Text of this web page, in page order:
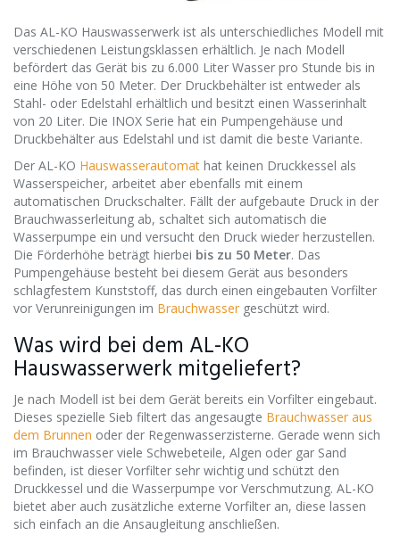
Das AL-KO Hauswasserwerk ist als unterschiedliches Modell mit
verschiedenen Leistungsklassen erhältlich. Je nach Modell
befördert das Gerät bis zu 6.000 Liter Wasser pro Stunde bis in
eine Höhe von 50 Meter. Der Druckbehälter ist entweder als
Stahl- oder Edelstahl erhältlich und besitzt einen Wasserinhalt
von 20 Liter. Die INOX Serie hat ein Pumpengehäuse und
Druckbehälter aus Edelstahl und ist damit die beste Variante.
Der AL-KO Hauswasserautomat hat keinen Druckkessel als
Wasserspeicher, arbeitet aber ebenfalls mit einem
automatischen Druckschalter. Fällt der aufgebaute Druck in der
Brauchwasserleitung ab, schaltet sich automatisch die
Wasserpumpe ein und versucht den Druck wieder herzustellen.
Die Förderhöhe beträgt hierbei bis zu 50 Meter. Das
Pumpengehäuse besteht bei diesem Gerät aus besonders
schlagfestem Kunststoff, das durch einen eingebauten Vorfilter
vor Verunreinigungen im Brauchwasser geschützt wird.
Was wird bei dem AL-KO
Hauswasserwerk mitgeliefert?
Je nach Modell ist bei dem Gerät bereits ein Vorfilter eingebaut.
Dieses spezielle Sieb filtert das angesaugte Brauchwasser aus
dem Brunnen oder der Regenwasserzisterne. Gerade wenn sich
im Brauchwasser viele Schwebeteile, Algen oder gar Sand
befinden, ist dieser Vorfilter sehr wichtig und schützt den
Druckkessel und die Wasserpumpe vor Verschmutzung. AL-KO
bietet aber auch zusätzliche externe Vorfilter an, diese lassen
sich einfach an die Ansaugleitung anschließen.